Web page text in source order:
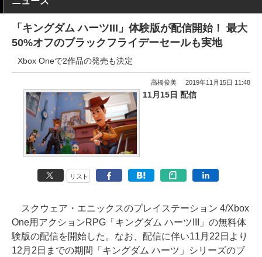
「キングダム ハーツIII」体験版が配信開始！ 最大
50%オフのブラックフライデーセールも実地
Xbox Oneで2作品の発売も決定
高橋俊美 2019年11月15日 11:48
11月15日 配信
リスト
スクウェア・エニックスのプレイステーション 4/Xbox
One用アクションRPG「キングダム ハーツIII」の無料体
験版の配信を開始した。なお、配信に伴い11月22日より
12月2日までの期間「キングダム ハーツ」シリーズのブ